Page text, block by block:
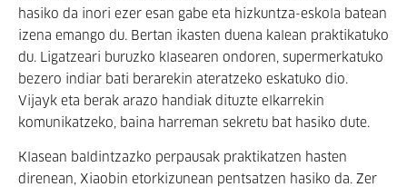
hasiko da inori ezer esan gabe eta hizkuntza-eskola batean
izena emango du. Bertan ikasten duena kalean praktikatuko
du. Ligatzeari buruzko klasearen ondoren, supermerkatuko
bezero indiar bati berarekin ateratzeko eskatuko dio.
Vijayk eta berak arazo handiak dituzte elkarrekin
komunikatzeko, baina harreman sekretu bat hasiko dute.
Klasean baldintzazko perpausak praktikatzen hasten
direnean, Xiaobin etorkizunean pentsatzen hasiko da. Zer